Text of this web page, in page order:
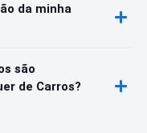
da minha
são
de Carros?